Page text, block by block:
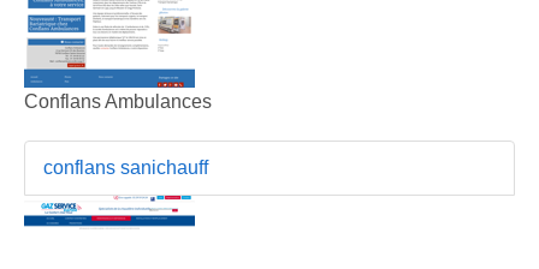
Conflans Ambulances
conflans sanichauff